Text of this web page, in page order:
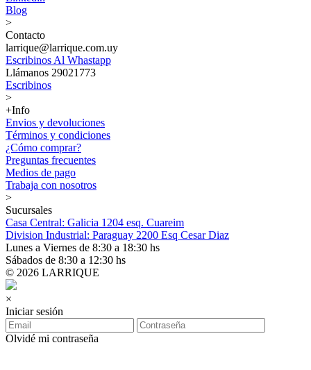
Blog
>
Contacto
larrique@larrique.com.uy
Escribinos Al Whastapp
Llámanos 29021773
Escribinos
>
+Info
Envios y devoluciones
Términos y condiciones
¿Cómo comprar?
Preguntas frecuentes
Medios de pago
Trabaja con nosotros
>
Sucursales
Casa Central: Galicia 1204 esq. Cuareim
Division Industrial: Paraguay 2200 Esq Cesar Diaz
Lunes a Viernes de 8:30 a 18:30 hs
Sábados de 8:30 a 12:30 hs
© 2026 LARRIQUE
×
Iniciar sesión
Olvidé mi contraseña